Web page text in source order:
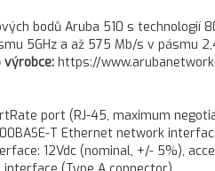
bodů Aruba 510 s technologií
5GHz a až 575 Mb/s v pásmu
výrobce: https://
port (RJ-45, maximum
T Ethernet network
12Vdc (nominal, +/- 5%),